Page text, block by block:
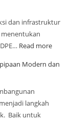
dan infrastruktur
Read more
Modern dan
langkah
Baik untuk